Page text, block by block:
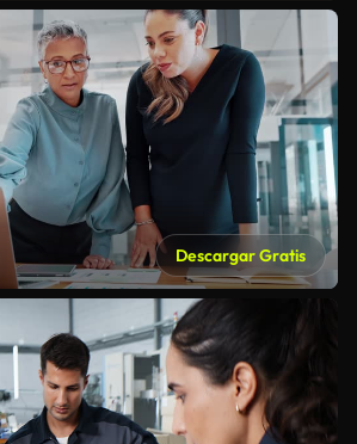
Descargar Gratis